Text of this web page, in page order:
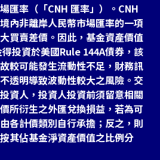
匯率（「CNH 匯率」）。CNH
內非離岸人民幣市場匯率的一項
買賣差價。因此，基金資產價值
投資於美國Rule 144A債券，該
較可能發生流動性不足，財務訊
透明導致波動性較大之風險。交
資人，投資人投資前須留意相關
所衍生之外匯兌換損益，若為可
各計價類別自行承擔；反之，則
其佔基金淨資產價值之比例分